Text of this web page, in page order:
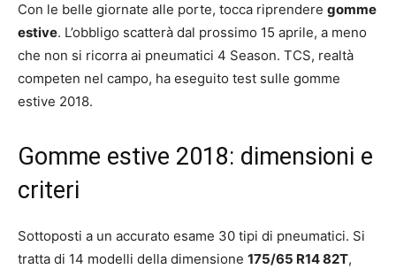
Con le belle giornate alle porte, tocca riprendere gomme
estive. L’obbligo scatterà dal prossimo 15 aprile, a meno
che non si ricorra ai pneumatici 4 Season. TCS, realtà
competen nel campo, ha eseguito test sulle gomme
estive 2018.
Gomme estive 2018: dimensioni e
criteri
Sottoposti a un accurato esame 30 tipi di pneumatici. Si
tratta di 14 modelli della dimensione 175/65 R14 82T,